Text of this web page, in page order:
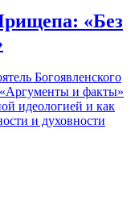
«Без
Богоявленского
«Аргументы и факты»
идеологией и как
и духовности